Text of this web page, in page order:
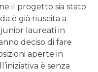
il progetto sia stato
è già riuscita a
laureati in
deciso di fare
aperte in
è senza